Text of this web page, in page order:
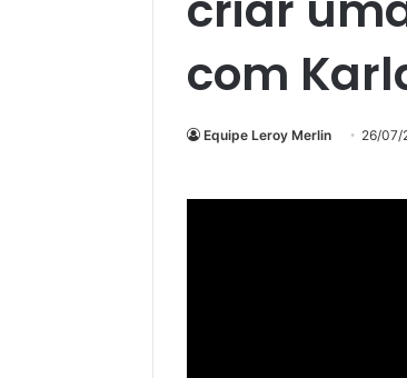
com
Equipe Leroy Merlin 26/07/